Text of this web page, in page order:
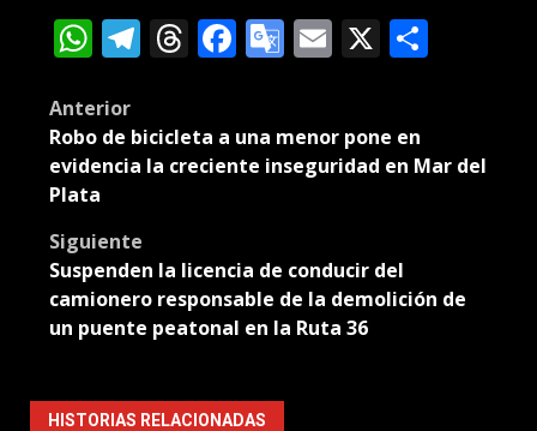
WhatsApp
Telegram
Threads
Facebook
Google
Email
X
Post
navigation
Anterior
Robo de bicicleta a una menor pone en
evidencia la creciente inseguridad en Mar del
Plata
Siguiente
Suspenden la licencia de conducir del
camionero responsable de la demolición de
un puente peatonal en la Ruta 36
HISTORIAS RELACIONADAS